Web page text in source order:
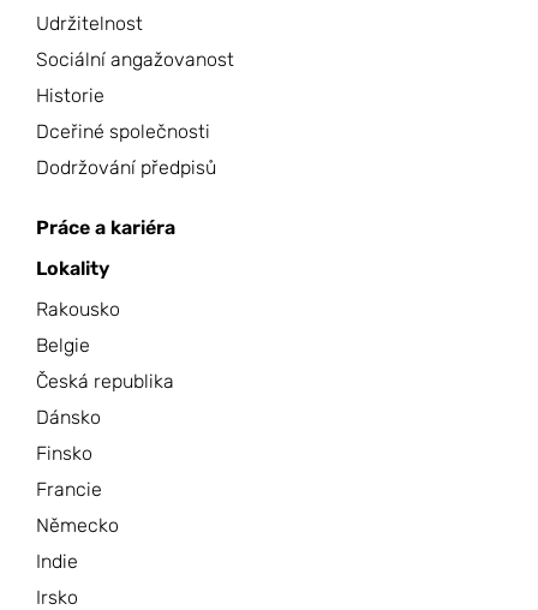
Udržitelnost
Sociální angažovanost
Historie
Dceřiné společnosti
Dodržování předpisů
Práce a kariéra
Lokality
Rakousko
Belgie
Česká republika
Dánsko
Finsko
Francie
Německo
Indie
Irsko